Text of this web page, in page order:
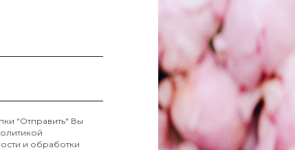
"Отправить" Вы
и обработки